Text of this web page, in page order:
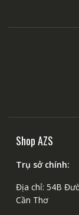
Shop AZS
Trụ sở chính:
Địa chỉ: 54B
Cần Thơ